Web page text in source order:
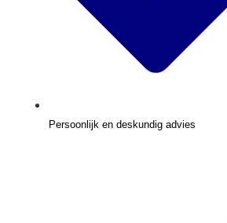
Persoonlijk en deskundig advies